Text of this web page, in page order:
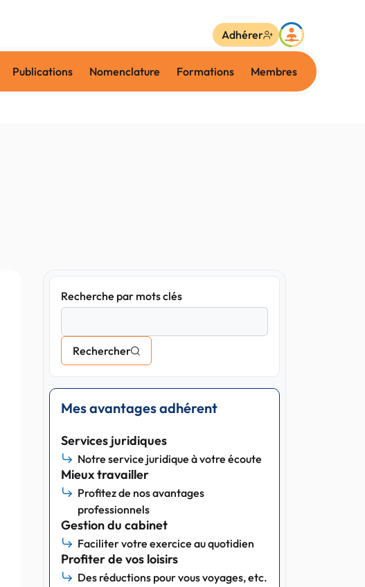
Publications Nomenclature Formations Membres
Adhérer
Recherche par mots clés
Rechercher
Mes avantages adhérent
Services juridiques
Notre service juridique à votre écoute
Mieux travailler
Profitez de nos avantages
professionnels
Gestion du cabinet
Faciliter votre exercice au quotidien
Profiter de vos loisirs
Des réductions pour vous voyages, etc.